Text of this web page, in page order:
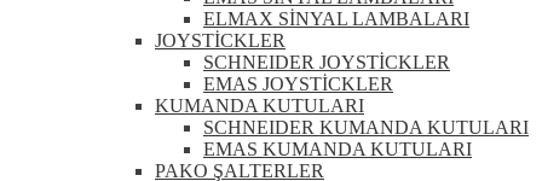
ELMAX SİNYAL LAMBALARI
JOYSTİCKLER
SCHNEIDER JOYSTİCKLER
EMAS JOYSTİCKLER
KUMANDA KUTULARI
SCHNEIDER KUMANDA KUTULARI
EMAS KUMANDA KUTULARI
PAKO ŞALTERLER